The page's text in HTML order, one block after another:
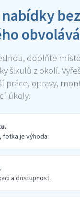
bez
doplňte
šikulů z okolí.
práce, opravy,
úkoly.
fotka je výhoda.
a dostupnost.